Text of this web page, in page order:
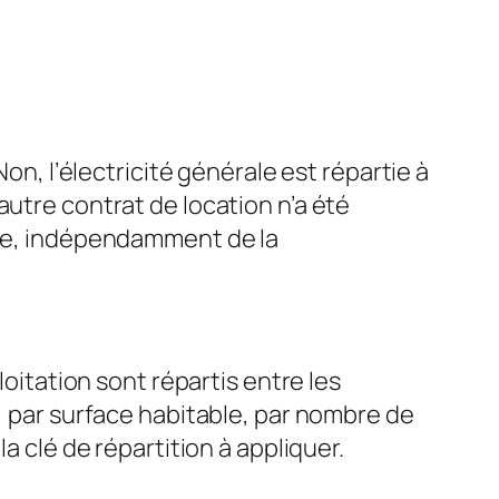
l’électricité générale est répartie à
contrat de location n’a été
indépendamment de la
sont répartis entre les
surface habitable, par nombre de
clé de répartition à appliquer.